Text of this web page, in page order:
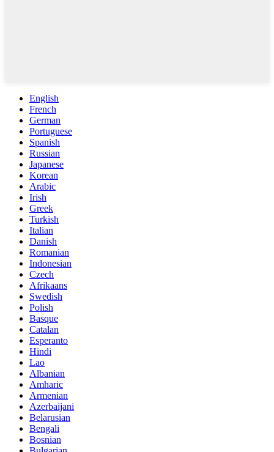
English
French
German
Portuguese
Spanish
Russian
Japanese
Korean
Arabic
Irish
Greek
Turkish
Italian
Danish
Romanian
Indonesian
Czech
Afrikaans
Swedish
Polish
Basque
Catalan
Esperanto
Hindi
Lao
Albanian
Amharic
Armenian
Azerbaijani
Belarusian
Bengali
Bosnian